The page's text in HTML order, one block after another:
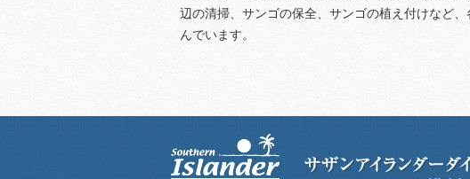
辺の清掃、サンゴの保全、サンゴの植え付けなど、
んでいます。